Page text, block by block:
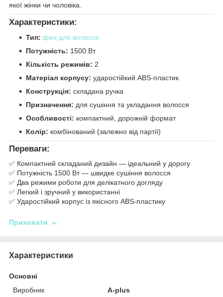
якої жінки чи чоловіка.
Характеристики:
Тип: фен для волосся
Потужність: 1500 Вт
Кількість режимів: 2
Матеріал корпусу: ударостійкий ABS-пластик
Конструкція: складана ручка
Призначення: для сушіння та укладання волосся
Особливості: компактний, дорожній формат
Колір: комбінований (залежно від партії)
Переваги:
✅ Компактний складаний дизайн — ідеальний у дорогу
✅ Потужність 1500 Вт — швидке сушіння волосся
✅ Два режими роботи для делікатного догляду
✅ Легкий і зручний у використанні
✅ Ударостійкий корпус із якісного ABS-пластику
Приховати
Характеристики
Основні
Виробник
A-plus